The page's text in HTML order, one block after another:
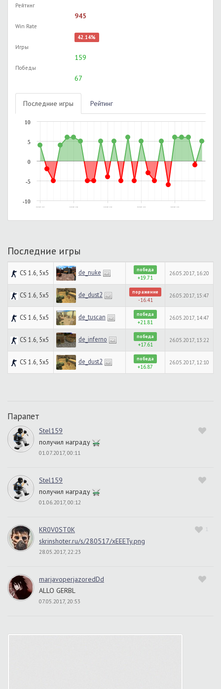
Рейтинг
945
Win Rate
42.14%
Игры
159
Победы
67
Последние игры Рейтинг
23.05.2017, 12:25 23.05.2017, 15:49 23.05.2017, 23:38 25.05.2017, 12:52 26.05.2017, 13:22
-10
-5
0
5
10
Последние игры
CS 1.6, 5x5 de_nuke победа
+19.71
26.05.2017, 16:20
CS 1.6, 5x5 de_dust2 поражение
-16.41
26.05.2017, 15:47
CS 1.6, 5x5 de_tuscan победа
+21.81
26.05.2017, 14:47
CS 1.6, 5x5 de_inferno победа
+17.61
26.05.2017, 13:22
CS 1.6, 5x5 de_dust2 победа
+16.87
26.05.2017, 12:10
Парапет
Stel159
получил награду
01.07.2017, 00:11
Stel159
получил награду
01.06.2017, 00:12
1
KR0V0ST0K
skrinshoter.ru/s/280517/xEEETy.png
28.05.2017, 22:23
marjavoperjazoredDd
ALLO GERBL
07.05.2017, 20:53